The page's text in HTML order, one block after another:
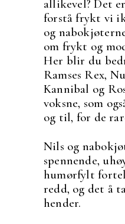
allikevel? Det
forstå frykt vi
og
om frykt og
Her blir du
Ramses Rex,
Kannibal og
voksne, som
og til, for de
Nils og
spennende,
humørfylt
redd, og det å
hender.